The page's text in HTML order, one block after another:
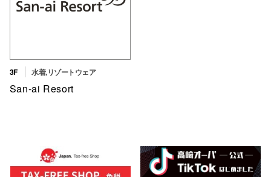
3F 水着,リゾートウェア
San-ai Resort